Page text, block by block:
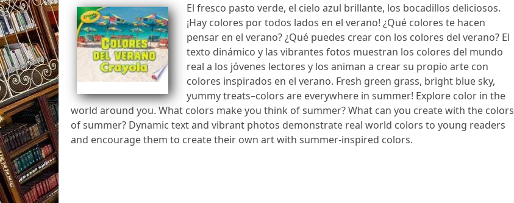
El fresco pasto verde, el cielo azul brillante, los bocadillos deliciosos.
¡Hay colores por todos lados en el verano! ¿Qué colores te hacen
pensar en el verano? ¿Qué puedes crear con los colores del verano? El
texto dinámico y las vibrantes fotos muestran los colores del mundo
real a los jóvenes lectores y los animan a crear su propio arte con
colores inspirados en el verano. Fresh green grass, bright blue sky,
yummy treats–colors are everywhere in summer! Explore color in the
world around you. What colors make you think of summer? What can you create with the colors
of summer? Dynamic text and vibrant photos demonstrate real world colors to young readers
and encourage them to create their own art with summer-inspired colors.